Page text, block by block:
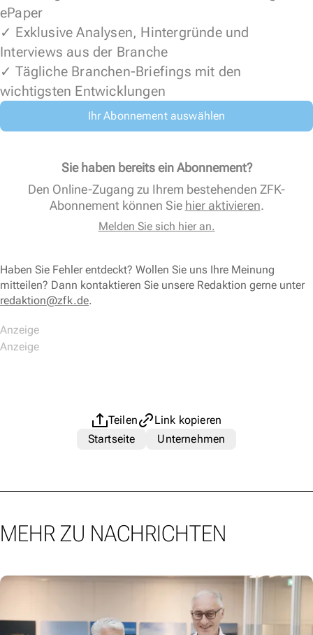
ePaper
✓ Exklusive Analysen, Hintergründe und
Interviews aus der Branche
✓ Tägliche Branchen-Briefings mit den
wichtigsten Entwicklungen
Ihr Abonnement auswählen
Sie haben bereits ein Abonnement?
Den Online-Zugang zu Ihrem bestehenden ZFK-
Abonnement können Sie hier aktivieren.
Melden Sie sich hier an.
Haben Sie Fehler entdeckt? Wollen Sie uns Ihre Meinung
mitteilen? Dann kontaktieren Sie unsere Redaktion gerne unter
redaktion@zfk.de.
Teilen
Link kopieren
Startseite
Unternehmen
MEHR ZU NACHRICHTEN